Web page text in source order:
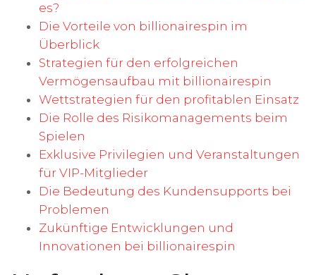
es?
Die Vorteile von billionairespin im
Überblick
Strategien für den erfolgreichen
Vermögensaufbau mit billionairespin
Wettstrategien für den profitablen Einsatz
Die Rolle des Risikomanagements beim
Spielen
Exklusive Privilegien und Veranstaltungen
für VIP-Mitglieder
Die Bedeutung des Kundensupports bei
Problemen
Zukünftige Entwicklungen und
Innovationen bei billionairespin